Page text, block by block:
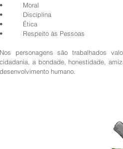
• Moral
• Disciplina
• Ética
• Respeito às Pessoas
Nos personagens são trabalhados
cidadania, a bondade, honestidade,
desenvolvimento humano.